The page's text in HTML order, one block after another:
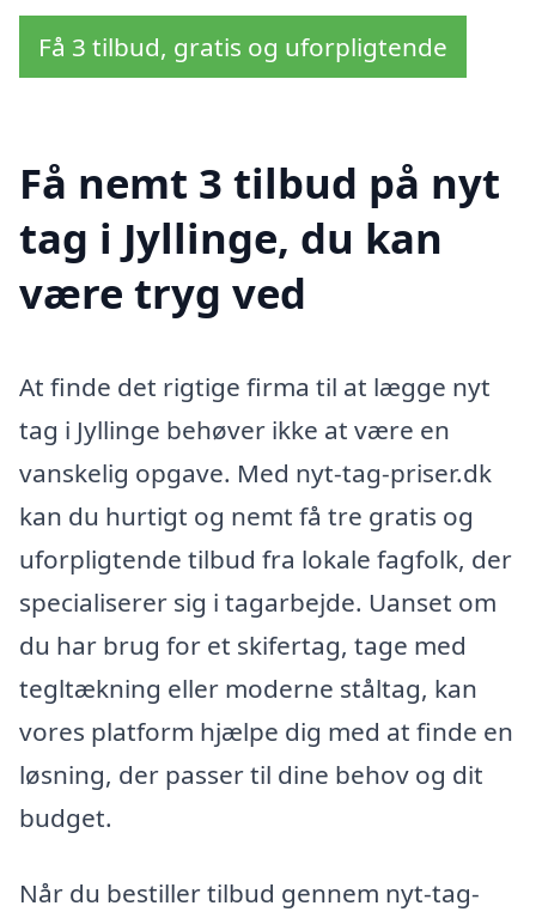
Få 3 tilbud, gratis og uforpligtende
Få nemt 3 tilbud på nyt
tag i Jyllinge, du kan
være tryg ved
At finde det rigtige firma til at lægge nyt
tag i Jyllinge behøver ikke at være en
vanskelig opgave. Med nyt-tag-priser.dk
kan du hurtigt og nemt få tre gratis og
uforpligtende tilbud fra lokale fagfolk, der
specialiserer sig i tagarbejde. Uanset om
du har brug for et skifertag, tage med
tegltækning eller moderne ståltag, kan
vores platform hjælpe dig med at finde en
løsning, der passer til dine behov og dit
budget.
Når du bestiller tilbud gennem nyt-tag-